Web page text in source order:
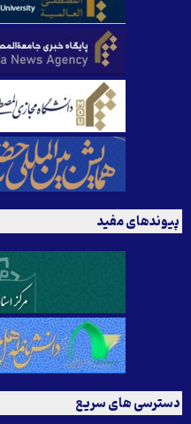
پیوندهای مفید
دسترسی های سریع